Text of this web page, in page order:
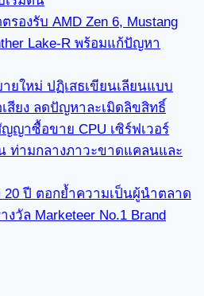
รองรับ AMD Zen 6, Mustang
Lake-R พร้อมแก้ปัญหา
ยใหม่ ปฏิเสธเขียนเลียนแบบ
สียง ลดปัญหาละเมิดลิขสิทธิ์
ญญาซื้อขาย CPU เซิร์ฟเวอร์
ท่ามกลางภาวะขาดแคลนและ
20 ปี ตอกย้ำความเป็นผู้นำตลาด
วัล Marketeer No.1 Brand